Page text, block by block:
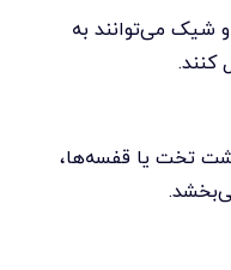
شیک می‌توانند به
کنند.
تخت یا قفسه‌ها،